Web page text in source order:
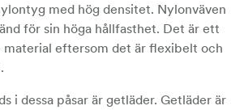
med hög densitet. Nylonväven
för sin höga hållfasthet. Det är ett
eftersom det är flexibelt och
i dessa påsar är getläder. Getläder är